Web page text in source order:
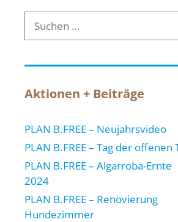
Suche
nach:
Aktionen + Beiträge
PLAN B.FREE – Neujahrsvideo
PLAN B.FREE – Tag der offenen
PLAN B.FREE – Algarroba-Ernte
2024
PLAN B.FREE – Renovierung
Hundezimmer